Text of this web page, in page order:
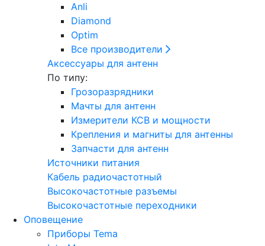
Anli
Diamond
Optim
Все производители
Аксессуары для антенн
По типу:
Грозоразрядники
Мачты для антенн
Измерители КСВ и мощности
Крепления и магниты для антенны
Запчасти для антенн
Источники питания
Кабель радиочастотный
Высокочастотные разъемы
Высокочастотные переходники
Оповещение
Приборы Tema